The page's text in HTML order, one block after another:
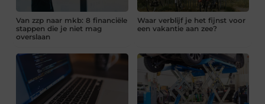
Van zzp naar mkb: 8 financiële
stappen die je niet mag
overslaan
Waar verblijf je het fijnst voor
een vakantie aan zee?